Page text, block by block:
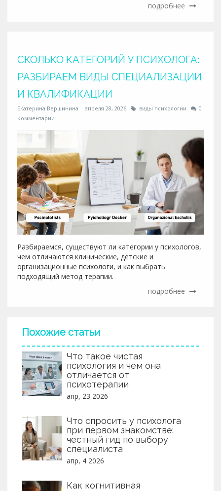
подробнее
СКОЛЬКО КАТЕГОРИЙ У ПСИХОЛОГА:
РАЗБИРАЕМ ВИДЫ СПЕЦИАЛИЗАЦИИ
И КВАЛИФИКАЦИИ
Екатерина Вершинина апреля 28, 2026 виды психологии
0
Комментарии
Разбираемся, существуют ли категории у психологов,
чем отличаются клинические, детские и
организационные психологи, и как выбрать
подходящий метод терапии.
подробнее
Похожие статьи
Что такое чистая
психология и чем она
отличается от
психотерапии
апр, 23 2026
Что спросить у психолога
при первом знакомстве:
честный гид по выбору
специалиста
апр, 4 2026
Как когнитивная